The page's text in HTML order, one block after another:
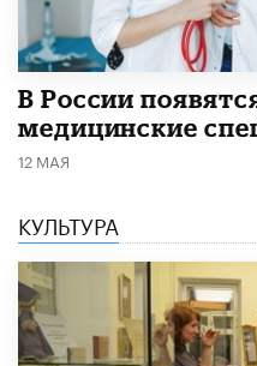
В России
медицинские
12 МАЯ
КУЛЬТУРА